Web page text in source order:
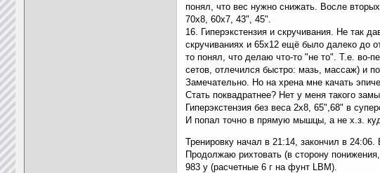
понял, что вес нужно снижать. Восле
70х8, 60х7, 43", 45".
16. Гиперэкстензия и скручивания. Не так
скручиваниях и 65х12 ещё было далеко до
то понял, что делаю что-то "не то". Т.е. во-
сетов, отлечился быстро: мазь, массаж) и
Замечательно. Но на хрена мне качать
Стать поквадратнее? Нет у меня такого
Гиперэкстензия без веса 2х8, 65",68" в
И попал точно в прямую мышцы, а не х.з.
Тренировку начал в 21:14, закончил в
Продолжаю рихтовать (в сторону
983 у (расчетные 6 г на фунт LBM).